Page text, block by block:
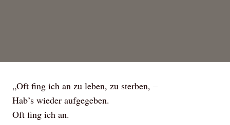
„Oft fing ich an zu leben, zu sterben, –
Hab’s wieder aufgegeben.
Oft fing ich an.